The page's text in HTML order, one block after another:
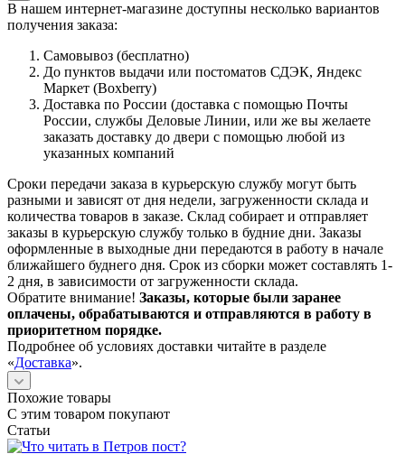
В нашем интернет-магазине доступны несколько вариантов
получения заказа:
Самовывоз (бесплатно)
До пунктов выдачи или постоматов СДЭК, Яндекс
Маркет (Boxberry)
Доставка по России (доставка с помощью Почты
России, службы Деловые Линии, или же вы желаете
заказать доставку до двери с помощью любой из
указанных компаний
Сроки передачи заказа в курьерскую службу могут быть
разными и зависят от дня недели, загруженности склада и
количества товаров в заказе. Склад собирает и отправляет
заказы в курьерскую службу только в будние дни. Заказы
оформленные в выходные дни передаются в работу в начале
ближайшего буднего дня. Срок из сборки может составлять 1-
2 дня, в зависимости от загруженности склада.
Обратите внимание! Заказы, которые были заранее
оплачены, обрабатываются и отправляются в работу в
приоритетном порядке.
Подробнее об условиях доставки читайте в разделе
«Доставка».
Похожие товары
С этим товаром покупают
Статьи